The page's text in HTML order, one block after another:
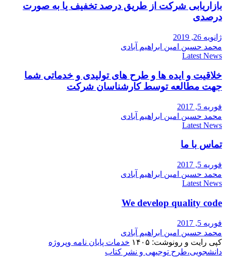
بازاریابی شرکت از طریق درصد تخفیف یا به صورت
درصدی
ژانویه 26, 2019
محمد حسین امین ابراهیم آبادی
Latest News
خلاقیت و ایده ها و طرح های تولیدی و خدماتی شما
جهت مطالعه توسط کارشناسان شرکت
فوریه 5, 2017
محمد حسین امین ابراهیم آبادی
Latest News
تماس با ما
فوریه 5, 2017
محمد حسین امین ابراهیم آبادی
Latest News
We develop quality code
فوریه 5, 2017
محمد حسین امین ابراهیم آبادی
کپی رایت و رونوشت: ۱۴۰۵
خدمات پایان نامه وپروژه
دانشجویی،طرح توجیهی و نشر کتاب